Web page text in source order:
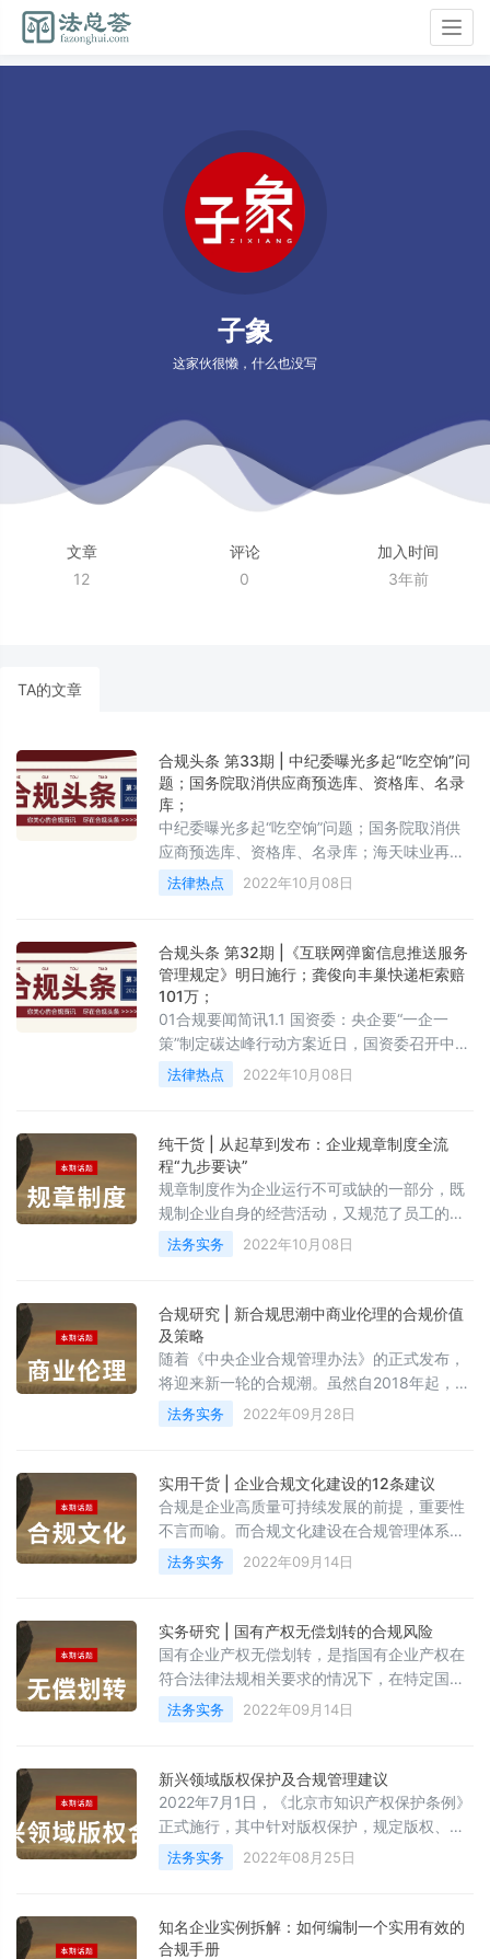
子象
这家伙很懒，什么也没写
文章
12
评论
0
加入时间
3年前
TA的文章
合规头条 第33期 | 中纪委曝光多起“吃空饷”问
题；国务院取消供应商预选库、资格库、名录
库；
中纪委曝光多起“吃空饷”问题；国务院取消供
应商预选库、资格库、名录库；海天味业再发
声明否认双标
法律热点 2022年10月08日
合规头条 第32期 |《互联网弹窗信息推送服务
管理规定》明日施行；龚俊向丰巢快递柜索赔
101万；
01合规要闻简讯1.1 国资委：央企要“一企一
策”制定碳达峰行动方案近日，国资委召开中央
企业碳达峰碳中和工作推进会，对积极稳妥推
进碳达峰碳中和工作进行部署。会议强调，各
一策”制定碳达峰行动方案，着力推进产业结构
转型升级，调整优化能源结构，强化绿色低碳
科技创新和推广应用，推进减污降碳协同增
效。会议还对《中央企业节约能源与生态环境
保护监督管理办法》《中央企业碳
法律热点 2022年10月08日
纯干货 | 从起草到发布：企业规章制度全流
程“九步要诀”
规章制度作为企业运行不可或缺的一部分，既
规制企业自身的经营活动，又规范了员工的种
种行为。可以说，规章制度在企业的延续和发
展中，起着最重要的“引领方向”的作用。优秀
的安排，可以激励员工的努力、震慑违规行
为。这样一来，规章制度的起草制定和发布实
施就显得至关重要。
法务实务 2022年10月08日
合规研究 | 新合规思潮中商业伦理的合规价值
及策略
随着《中央企业合规管理办法》的正式发布，
将迎来新一轮的合规潮。虽然自2018年起，企
业合规已经逐步受到关注和重视，但如何开展
合规工作以及合规内容的颗粒度有待持续摸
善，商业伦理的合规性是企业得以可持续发展
的核心之一。企业的商业伦理规则似乎简单但
又难以把控，本质原因即在于过于忽视。
法务实务 2022年09月28日
实用干货 | 企业合规文化建设的12条建议
合规是企业高质量可持续发展的前提，重要性
不言而喻。而合规文化建设在合规管理体系中
更是具有举足轻重的地位和作用。当前，从中
央到地方，不管是行业管理还是监管部门都在
遗余力地强调、重视、推崇合规，合规文化建
设时不我待、势在必行。在此，笔者仅结合自
身工作实际，浅谈一下合规文化建设的认识与
思考。
法务实务 2022年09月14日
实务研究 | 国有产权无偿划转的合规风险
国有企业产权无偿划转，是指国有企业产权在
符合法律法规相关要求的情况下，在特定国有
企业之间无偿转移的经济行为，尤其在国有企
业改制、重组中较为常见。国有企业产权无偿
付合理对价基础上的正常交易行为，该行为是
基于国有资产管理需要而对国有产权行政化的
无偿调整，对划转双方主体资格进行严格限
定，划转行为需经国资主管部门批准后才能操
作，具有国有资产内部行政管理的特点，
法务实务 2022年09月14日
新兴领域版权保护及合规管理建议
2022年7月1日，《北京市知识产权保护条例》
正式施行，其中针对版权保护，规定版权、文
化和旅游部门应当加强对著作权侵权违法行为
的监管，制定适应网络环境和数字经济形态的
中共中央、国务院印发的《知识产权强国建设
纲要(2021—2035年)》和《“十四五”国家知识
法务实务 2022年08月25日
知名企业实例拆解：如何编制一个实用有效的
合规手册